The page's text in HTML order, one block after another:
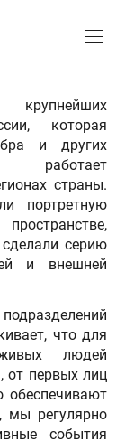
которая
и других
работает
страны.
портретную
серию
и внешней
что для
людей
первых лиц
обеспечивают
мы регулярно
события